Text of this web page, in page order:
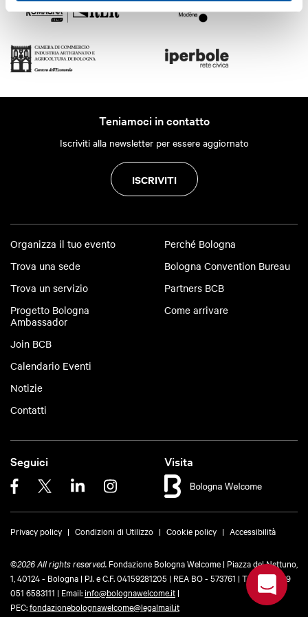
Teniamoci in contatto
Iscriviti alla newsletter per essere aggiornato
ISCRIVITI
Organizza il tuo evento
Trova una sede
Trova un servizio
Progetto Bologna
Ambassador
Join BCB
Calendario Eventi
Notizie
Contatti
Perché Bologna
Bologna Convention Bureau
Partners BCB
Come arrivare
Seguici Visita
Privacy policy Condizioni di Utilizzo Cookie policy Accessibilità
©2026 All rights reserved. Fondazione Bologna Welcome | Piazza del Nettuno,
1, 40124 - Bologna | P.I. e C.F. 04159281205 | REA BO - 573761 | Telefono +39
051 6583111 | Email: info@bolognawelcome.it |
PEC:fondazionebolognawelcome@legalmail.it